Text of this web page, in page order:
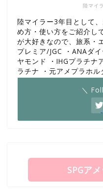
陸マイ
陸マイラー3年目として
め方・使い方をご紹介し
が大好きなので、旅系・
プレミア/JGC ・ANAダ
ヤモンド ・IHGプラチナ
ラチナ ・元アメプラホ
＼
SPGア